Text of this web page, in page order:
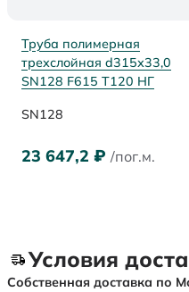
Труба полимерная
трехслойная d315х33,0
SN128 F615 Т120 НГ
SN128
23 647,2 ₽ /пог.м.
Условия
Собственная доставка по